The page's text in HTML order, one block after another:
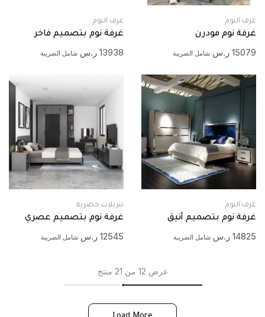
غرف النوم
غرفة نوم مودرن
15079 ر.س شامل الضريبة
غرف النوم
غرفة نوم بتصميم فاخر
13938 ر.س شامل الضريبة
غرف النوم
غرفة نوم بتصميم أنيق
14825 ر.س شامل الضريبة
تنزيلات حصرية
غرفة نوم بتصميم عصري
12545 ر.س شامل الضريبة
عرض 12 من 21 منتج